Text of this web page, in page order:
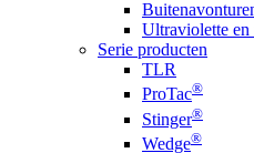
Ultraviolette en
Serie producten
TLR
ProTac®
Stinger®
Wedge®